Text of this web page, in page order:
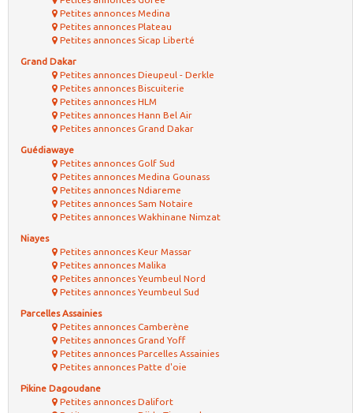
Petites annonces Medina
Petites annonces Plateau
Petites annonces Sicap Liberté
Grand Dakar
Petites annonces Dieupeul - Derkle
Petites annonces Biscuiterie
Petites annonces HLM
Petites annonces Hann Bel Air
Petites annonces Grand Dakar
Guédiawaye
Petites annonces Golf Sud
Petites annonces Medina Gounass
Petites annonces Ndiareme
Petites annonces Sam Notaire
Petites annonces Wakhinane Nimzat
Niayes
Petites annonces Keur Massar
Petites annonces Malika
Petites annonces Yeumbeul Nord
Petites annonces Yeumbeul Sud
Parcelles Assainies
Petites annonces Camberène
Petites annonces Grand Yoff
Petites annonces Parcelles Assainies
Petites annonces Patte d'oie
Pikine Dagoudane
Petites annonces Dalifort